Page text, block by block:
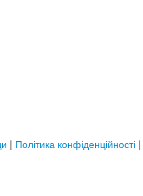
| Політика конфіденційності |